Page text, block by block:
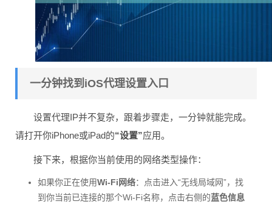
一分钟找到iOS代理设置入口
设置代理IP并不复杂，跟着步骤走，一分钟就能完成。
请打开你iPhone或iPad的“设置”应用。
接下来，根据你当前使用的网络类型操作：
如果你正在使用Wi-Fi网络：点击进入“无线局域网”，找
到你当前已连接的那个Wi-Fi名称，点击右侧的蓝色信息